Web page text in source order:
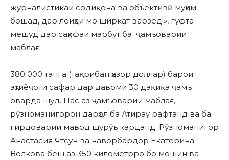
журналистикаи содиқона ва объективӣ муҳим
бошад, дар лоиҳаи мо ширкат варзед!», гуфта
мешуд дар саҳифаи марбут ба ҷамъоварии
маблағ.
380 000 танга (тақрибан ҳазор доллар) барои
эҳтиёҷоти сафар дар давоми 30 дақиқа ҷамъ
оварда шуд. Пас аз ҷамъоварии маблағ,
рӯзноманигорон дарҳол ба Атирау рафтанд ва ба
гирдоварии мавод шурӯъ карданд. Рӯзноманигор
Анастасия Ятсун ва наворбардор Екатерина
Волкова беш аз 350 километрро бо мошин ва